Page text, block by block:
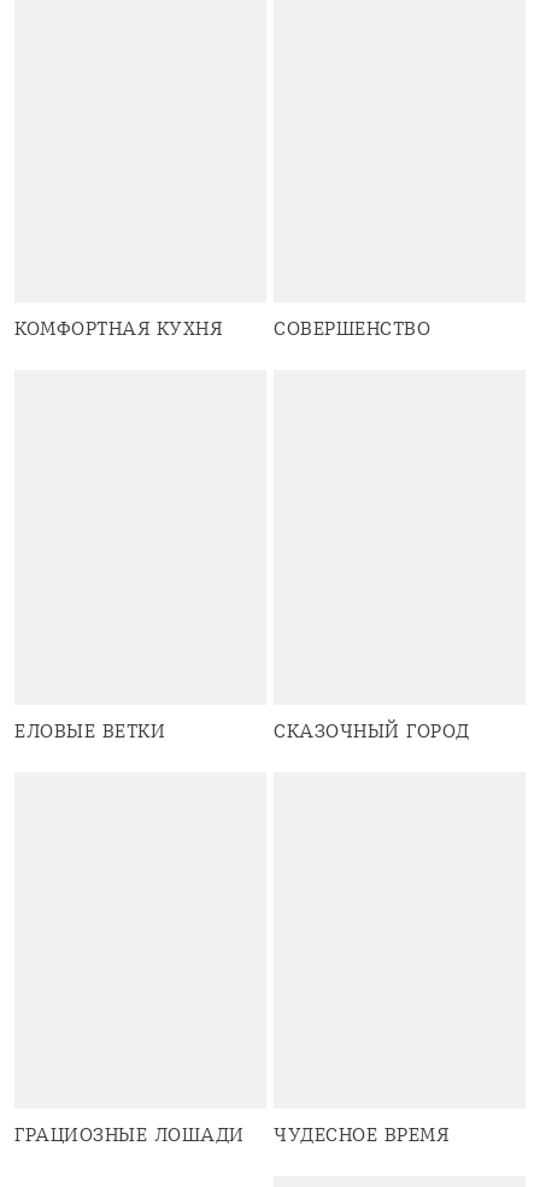
КОМФОРТНАЯ КУХНЯ СОВЕРШЕНСТВО
ЕЛОВЫЕ ВЕТКИ СКАЗОЧНЫЙ ГОРОД
ГРАЦИОЗНЫЕ ЛОШАДИ ЧУДЕСНОЕ ВРЕМЯ